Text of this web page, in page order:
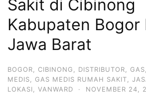
Sakit di Cibinong
Kabupaten Bogor
Jawa Barat
BOGOR CIBINONG DISTRIBUTOR GAS
MEDIS
GAS MEDIS RUMAH SAKIT
LOKASI
VANWARD · NOVEMBER 24,